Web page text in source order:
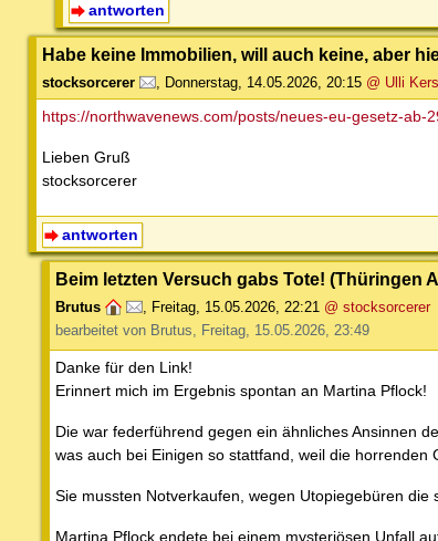
antworten
Habe keine Immobilien, will auch keine, aber
stocksorcerer , Donnerstag, 14.05.2026, 20:15 @ Ulli
https://northwavenews.com/posts/neues-eu-gesetz-ab-
Lieben Gruß
stocksorcerer
antworten
Beim letzten Versuch gabs Tote! (Thüringen
Brutus , Freitag, 15.05.2026, 22:21 @ stocksorcerer
bearbeitet von Brutus, Freitag, 15.05.2026, 23:49
Danke für den Link!
Erinnert mich im Ergebnis spontan an Martina Pflock!
Die war federführend gegen ein ähnliches Ansinnen
was auch bei Einigen so stattfand, weil die horrenden
Sie mussten Notverkaufen, wegen Utopiegebüren
Martina Pflock endete bei einem mysteriösen Unfall